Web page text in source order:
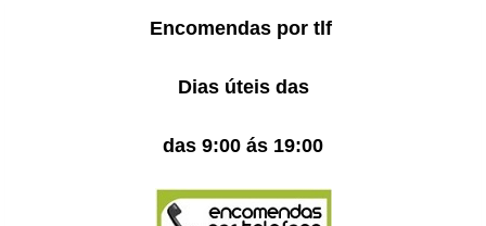
Encomendas por tlf
Dias úteis das
das 9:00 ás 19:00